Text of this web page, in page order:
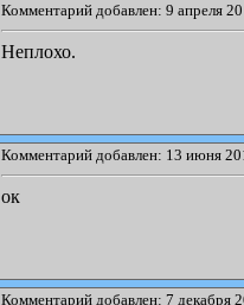
Комментарий добавлен: 9 апреля
Неплохо.
Комментарий добавлен: 13 июня
ок
Комментарий добавлен: 7 декабря